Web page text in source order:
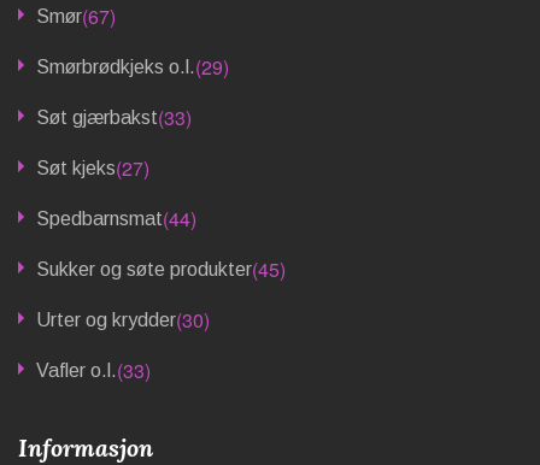
Smør(67)
Smørbrødkjeks o.l.(29)
Søt gjærbakst(33)
Søt kjeks(27)
Spedbarnsmat(44)
Sukker og søte produkter(45)
Urter og krydder(30)
Vafler o.l.(33)
Informasjon